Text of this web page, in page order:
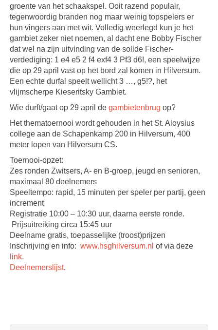
groente van het schaakspel. Ooit razend populair,
tegenwoordig branden nog maar weinig topspelers er
hun vingers aan met wit. Volledig weerlegd kun je het
gambiet zeker niet noemen, al dacht ene Bobby Fischer
dat wel na zijn uitvinding van de solide Fischer-
verdediging: 1 e4 e5 2 f4 exf4 3 Pf3 d6!, een speelwijze
die op 29 april vast op het bord zal komen in Hilversum.
Een echte durfal speelt wellicht 3 …, g5!?, het
vlijmscherpe Kieseritsky Gambiet.
Wie durft/gaat op 29 april de gambietenbrug op?
Het thematoernooi wordt gehouden in het St. Aloysius
college aan de Schapenkamp 200 in Hilversum, 400
meter lopen van Hilversum CS.
Toernooi-opzet:
Zes ronden Zwitsers, A- en B-groep, jeugd en senioren,
maximaal 80 deelnemers
Speeltempo: rapid, 15 minuten per speler per partij, geen
increment
Registratie 10:00 – 10:30 uur, daarna eerste ronde.
Prijsuitreiking circa 15:45 uur
Deelname gratis, toepasselijke (troost)prijzen
Inschrijving en info: www.hsghilversum.nl of via deze
link.
Deelnemerslijst.